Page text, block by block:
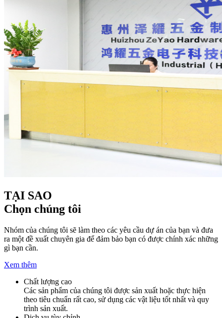
TẠI SAO
Chọn chúng tôi
Nhóm của chúng tôi sẽ làm theo các yêu cầu dự án của bạn và đưa
ra một đề xuất chuyên gia để đảm bảo bạn có được chính xác những
gì bạn cần.
Xem thêm
Chất lượng cao
Các sản phẩm của chúng tôi được sản xuất hoặc thực hiện
theo tiêu chuẩn rất cao, sử dụng các vật liệu tốt nhất và quy
trình sản xuất.